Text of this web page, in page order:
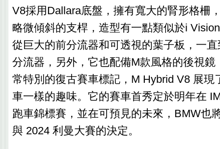
V8採用Dallara底盤，擁有寬大的腎形格柵
略微傾斜的支桿，造型有一點類似於i
從巨大的前分流器和可透視的葉子板，一
分流器，另外，它也配備M款風格的後視鏡
常特別的復古賽車標記，M Hybrid V8 展現
車一樣的趣味。它的賽車首秀定於明年在
跑車錦標賽，並在可預見的未來，BMW也
與 2024 利曼大賽的決定。